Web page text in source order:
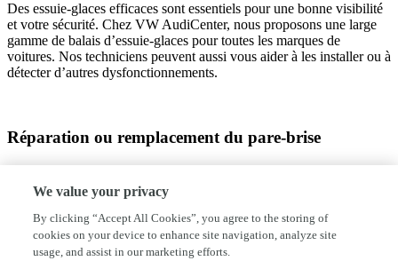
Des essuie-glaces efficaces sont essentiels pour une bonne visibilité
et votre sécurité. Chez VW AudiCenter, nous proposons une large
gamme de balais d’essuie-glaces pour toutes les marques de
voitures. Nos techniciens peuvent aussi vous aider à les installer ou à
détecter d’autres dysfonctionnements.
Réparation ou remplacement du pare-brise
Il est important de le faire réparer sans tarder. Nous pouvons réparer
les petits éclats et remplacer un pare-brise endommagé pour garantir
votre sécurité.
We value your privacy
By clicking “Accept All Cookies”, you agree to the storing of
cookies on your device to enhance site navigation, analyze site
usage, and assist in our marketing efforts.